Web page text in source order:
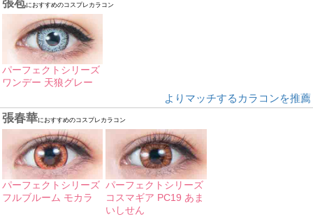
張苞におすすめのコスプレカラコン
パーフェクトシリーズ
ワンデー 天狼グレー
よりマッチするカラコンを推薦
張春華におすすめのコスプレカラコン
パーフェクトシリーズ
フルブルーム モカラ
パーフェクトシリーズ
コスマギア PC19 あま
いしせん